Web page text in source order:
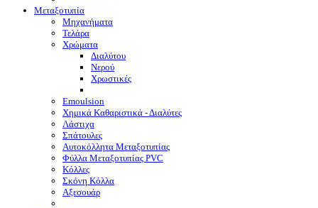
Μεταξοτυπία
Μηχανήματα
Τελάρα
Χρώματα
Διαλύτου
Νερού
Χρωστικές
Emoulsion
Χημικά Καθαριστικά - Διαλύτες
Λάστιχα
Σπάτουλες
Αυτοκόλλητα Μεταξοτυπίας
Φύλλα Μεταξοτυπίας PVC
Κόλλες
Σκόνη Κόλλα
Αξεσουάρ